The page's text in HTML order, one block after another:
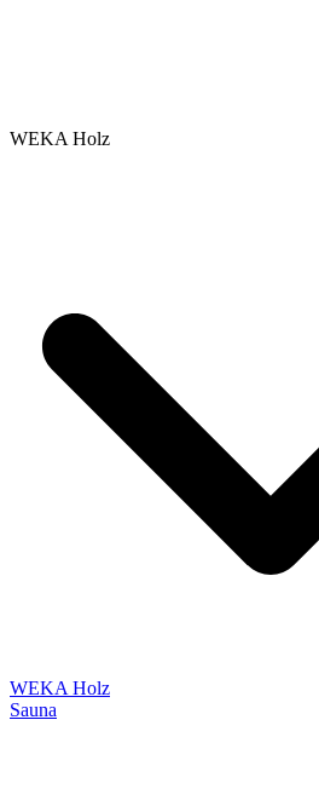
WEKA Holz
WEKA Holz
Sauna